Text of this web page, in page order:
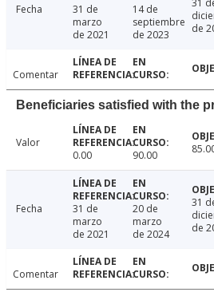
Fecha
31 de
marzo
de 2021
14 de
septiembre
de 2023
de
Comentar
Beneficiaries satisfied with the
Valor
0.00
90.00
Fecha
31 de
marzo
de 2021
20 de
marzo
de 2024
31
de
Comentar